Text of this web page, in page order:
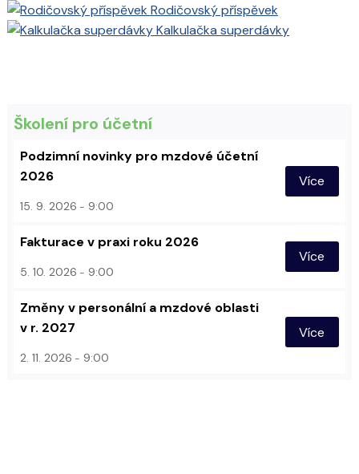
Rodičovský příspěvek
Kalkulačka superdávky
Školení pro účetní
Podzimní novinky pro mzdové účetní
2026
15. 9. 2026 9:00
Více
Fakturace v praxi roku 2026
5. 10. 2026 9:00
Více
Změny v personální a mzdové oblasti
v r. 2027
2. 11. 2026 9:00
Více